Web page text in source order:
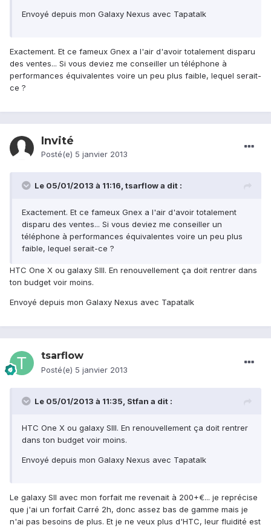
Envoyé depuis mon Galaxy Nexus avec Tapatalk
Exactement. Et ce fameux Gnex a l'air d'avoir totalement disparu
des ventes... Si vous deviez me conseiller un téléphone à
performances équivalentes voire un peu plus faible, lequel serait-
ce ?
Invité
Posté(e) 5 janvier 2013
Le 05/01/2013 à 11:16, tsarflow a dit :
Exactement. Et ce fameux Gnex a l'air d'avoir totalement
disparu des ventes... Si vous deviez me conseiller un
téléphone à performances équivalentes voire un peu plus
faible, lequel serait-ce ?
HTC One X ou galaxy SIII. En renouvellement ça doit rentrer dans
ton budget voir moins.
Envoyé depuis mon Galaxy Nexus avec Tapatalk
tsarflow
Posté(e) 5 janvier 2013
Le 05/01/2013 à 11:35, Stfan a dit :
HTC One X ou galaxy SIII. En renouvellement ça doit rentrer
dans ton budget voir moins.
Envoyé depuis mon Galaxy Nexus avec Tapatalk
Le galaxy SII avec mon forfait me revenait à 200+€... je reprécise
que j'ai un forfait Carré 2h, donc assez bas de gamme mais je
n'ai pas besoins de plus. Et je ne veux plus d'HTC, leur fluidité est